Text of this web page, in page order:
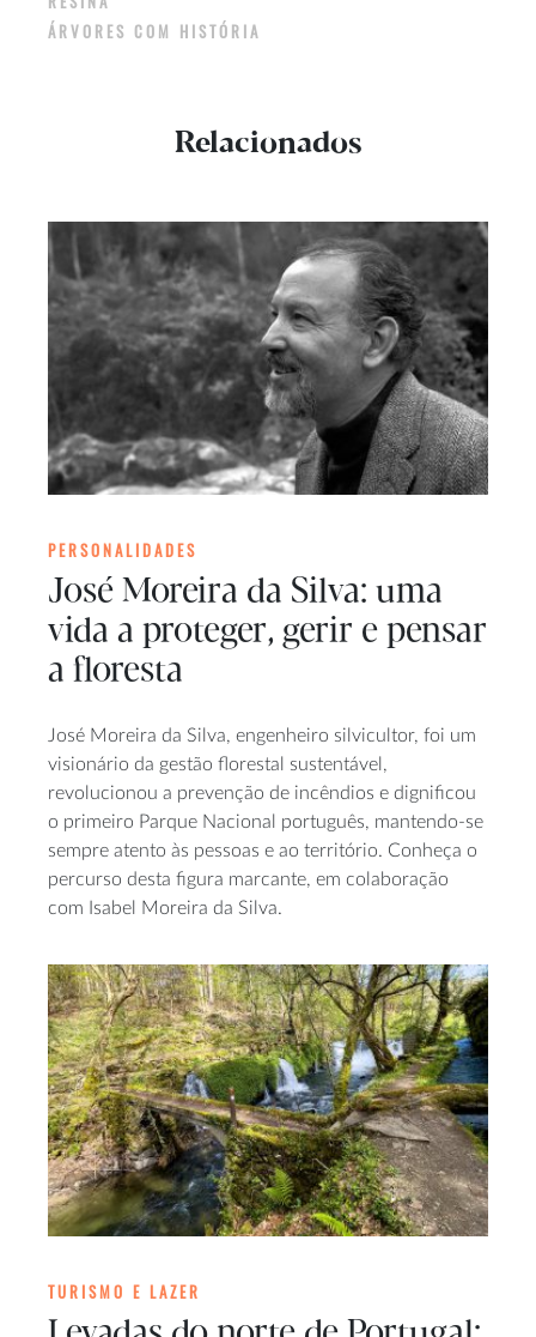
ÁRVORES COM HISTÓRIA
Relacionados
PERSONALIDADES
José Moreira da Silva: uma
vida a proteger, gerir e pensar
a floresta
José Moreira da Silva, engenheiro silvicultor, foi um
visionário da gestão florestal sustentável,
revolucionou a prevenção de incêndios e dignificou
o primeiro Parque Nacional português, mantendo-se
sempre atento às pessoas e ao território. Conheça o
percurso desta figura marcante, em colaboração
com Isabel Moreira da Silva.
TURISMO E LAZER